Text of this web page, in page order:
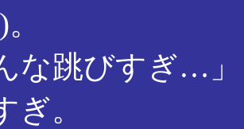
な跳びすぎ…
ぎ。